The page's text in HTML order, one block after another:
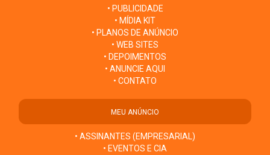
• PUBLICIDADE
• MÍDIA KIT
• PLANOS DE ANÚNCIO
• WEB SITES
• DEPOIMENTOS
• ANUNCIE AQUI
• CONTATO
MEU ANÚNCIO
• ASSINANTES (EMPRESARIAL)
• EVENTOS E CIA